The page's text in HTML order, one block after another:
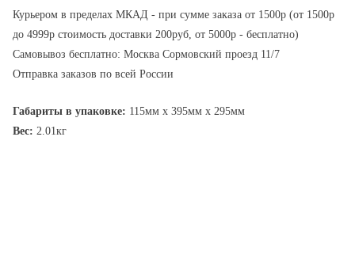
Курьером в пределах МКАД - при сумме заказа от 1500р (от 1500р
до 4999р стоимость доставки 200руб, от 5000р - бесплатно)
Самовывоз бесплатно: Москва Сормовский проезд 11/7
Отправка заказов по всей России
Габариты в упаковке: 115мм x 395мм x 295мм
Вес: 2.01кг